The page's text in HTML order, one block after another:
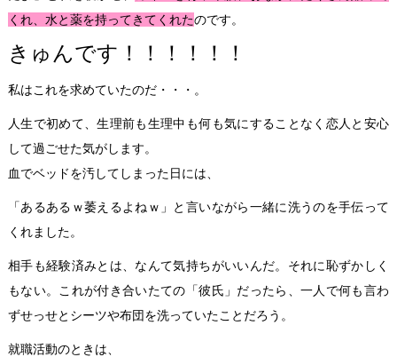
くれ、水と薬を持ってきてくれたのです。
きゅんです！！！！！！
私はこれを求めていたのだ・・・。
人生で初めて、生理前も生理中も何も気にすることなく恋人と安心
して過ごせた気がします。
血でベッドを汚してしまった日には、
「あるあるｗ萎えるよねｗ」と言いながら一緒に洗うのを手伝って
くれました。
相手も経験済みとは、なんて気持ちがいいんだ。それに恥ずかしく
もない。これが付き合いたての「彼氏」だったら、一人で何も言わ
ずせっせとシーツや布団を洗っていたことだろう。
就職活動のときは、